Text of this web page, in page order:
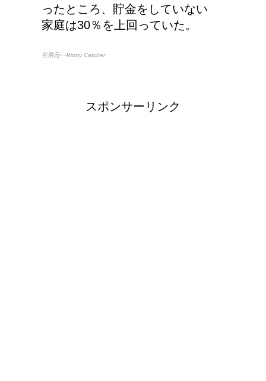
ったところ、貯金をしていない
家庭は30％を上回っていた。
引用元-−-Worry Catcher
スポンサーリンク